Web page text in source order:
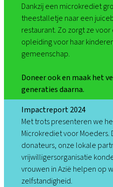
Dankzij een microkrediet
theestalletje naar een
restaurant. Zo zorgt ze
opleiding voor haar
gemeenschap.
Doneer ook en maak het
generaties daarna.
Impactreport 2024
Met trots presenteren we
Microkrediet voor Moeders.
donateurs, onze lokale
vrijwilligersorganisatie
vrouwen in Azië helpen op
zelfstandigheid.